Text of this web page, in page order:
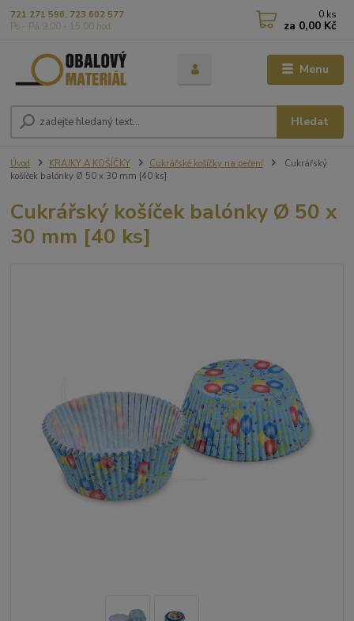
Menu
Hledat
721 271 596, 723 602 577
Po - Pá 9,00 - 15,00 hod
0 ks
za 0,00 Kč
Úvod KRAJKY A KOŠÍČKY Cukrářské košíčky na pečení
Cukrářský
košíček balónky Ø 50 x 30 mm [40 ks]
Cukrářský košíček balónky Ø 50 x
30 mm [40 ks]